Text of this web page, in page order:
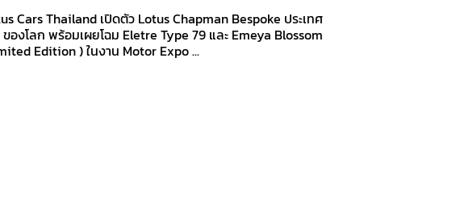
Cars Thailand เปิดตัว Lotus Chapman Bespoke ประเทศ
ของโลก พร้อมเผยโฉม Eletre Type 79 และ Emeya Blossom
Edition ) ในงาน Motor Expo ...